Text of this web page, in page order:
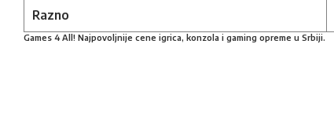
Razno
Games 4 All! Najpovoljnije cene igrica, konzola i gaming opreme u Srbiji.